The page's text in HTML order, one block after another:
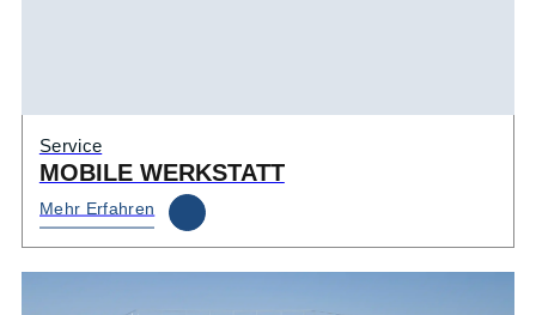
Service
MOBILE WERKSTATT
Mehr Erfahren